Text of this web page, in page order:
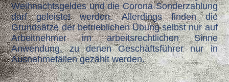
Weihnachtsgeldes und die Corona-Sonderzahlung
darf geleistet werden. Allerdings finden die
Grundsätze der betrieblichen Übung selbst nur auf
Arbeitnehmer im arbeitsrechtlichen Sinne
Anwendung, zu denen Geschäftsführer nur in
Ausnahmefällen gezählt werden.